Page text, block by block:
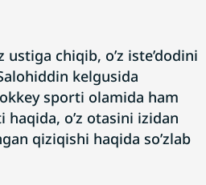
chiqib, o’z iste’dodini
kelgusida
sporti olamida ham
haqida, o’z otasini izidan
qiziqishi haqida so’zlab